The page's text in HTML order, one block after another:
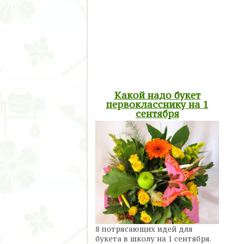
Какой надо букет
первокласснику на 1
сентября
8 потрясающих идей для
букета в школу на 1 сентября.